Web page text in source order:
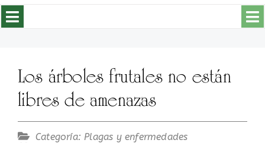
Los árboles frutales no están
libres de amenazas
Categoría:Plagas y enfermedades